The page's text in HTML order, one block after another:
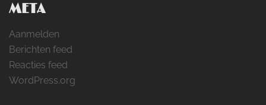
META
Aanmelden
Berichten feed
Reacties feed
WordPress.org